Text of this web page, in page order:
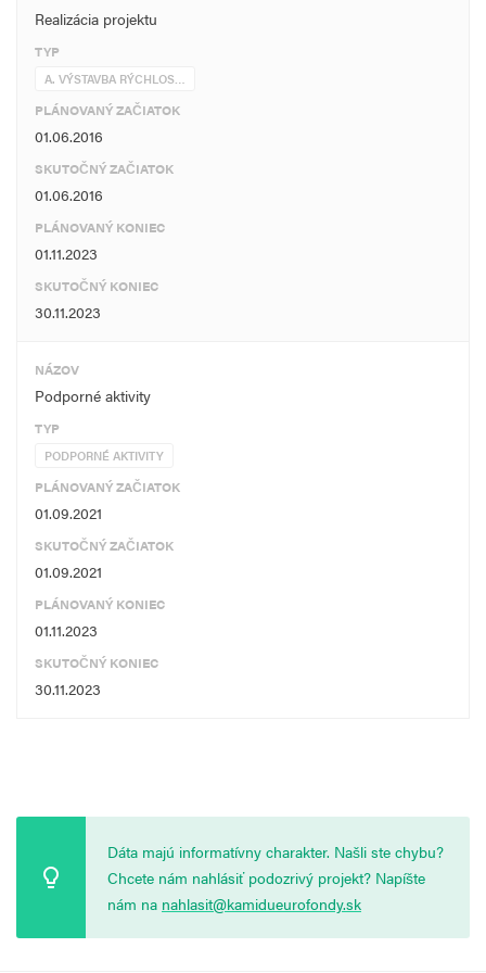
SSÚR Šebastovce nie je súčasťou predmetného projektu.
Realizácia projektu
TYP
A. VÝSTAVBA RÝCHLOS…
PLÁNOVANÝ ZAČIATOK
01.06.2016
SKUTOČNÝ ZAČIATOK
01.06.2016
PLÁNOVANÝ KONIEC
01.11.2023
SKUTOČNÝ KONIEC
30.11.2023
NÁZOV
Podporné aktivity
TYP
PODPORNÉ AKTIVITY
PLÁNOVANÝ ZAČIATOK
01.09.2021
SKUTOČNÝ ZAČIATOK
01.09.2021
PLÁNOVANÝ KONIEC
01.11.2023
SKUTOČNÝ KONIEC
30.11.2023
Dáta majú informatívny charakter. Našli ste chybu?
Chcete nám nahlásiť podozrivý projekt? Napíšte
nám na nahlasit@kamidueurofondy.sk